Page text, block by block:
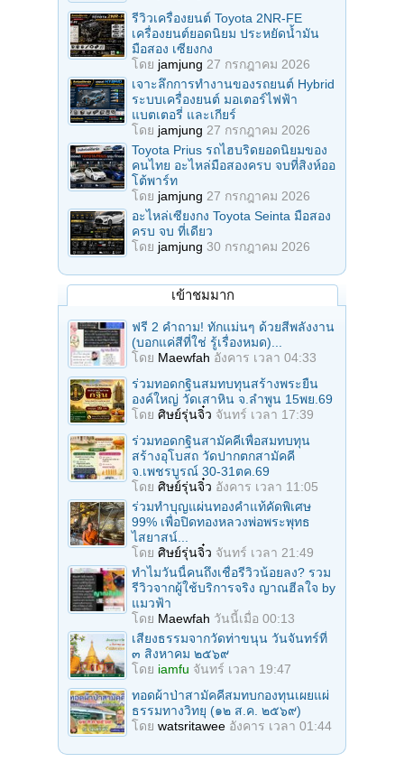
รีวิวเครื่องยนต์ Toyota 2NR-FE
เครื่องยนต์ยอดนิยม ประหยัดน้ำมัน
มือสอง เซียงกง
โดย jamjung 27 กรกฎาคม 2026
เจาะลึกการทำงานของรถยนต์ Hybrid
ระบบเครื่องยนต์ มอเตอร์ไฟฟ้า
แบตเตอรี่ และเกียร์
โดย jamjung 27 กรกฎาคม 2026
Toyota Prius รถไฮบริดยอดนิยมของ
คนไทย อะไหล่มือสองครบ จบที่สิงห์ออ
โต้พาร์ท
โดย jamjung 27 กรกฎาคม 2026
อะไหล่เซียงกง Toyota Seinta มือสอง
ครบ จบ ที่เดียว
โดย jamjung 30 กรกฎาคม 2026
เข้าชมมาก
ฟรี 2 คำถาม! ทักแม่นๆ ด้วยสีพลังงาน
(บอกแค่สีที่ใช่ รู้เรื่องหมด)...
โดย Maewfah อังคาร เวลา 04:33
ร่วมทอดกฐินสมทบทุนสร้างพระยืน
องค์ใหญ่ วัดเสาหิน จ.ลําพูน 15พย.69
โดย ศิษย์รุ่นจิ๋ว จันทร์ เวลา 17:39
ร่วมทอดกฐินสามัคคีเพื่อสมทบทุน
สร้างอุโบสถ วัดปากตกสามัคคี
จ.เพชรบูรณ์ 30-31ตค.69
โดย ศิษย์รุ่นจิ๋ว อังคาร เวลา 11:05
ร่วมทําบุญแผ่นทองคำแท้คัดพิเศษ
99% เพื่อปิดทองหลวงพ่อพระพุทธ
ไสยาสน์...
โดย ศิษย์รุ่นจิ๋ว จันทร์ เวลา 21:49
ทำไมวันนี้คนถึงเชื่อรีวิวน้อยลง? รวม
รีวิวจากผู้ใช้บริการจริง ญาณฮีลใจ by
แมวฟ้า
โดย Maewfah วันนี้เมื่อ 00:13
เสียงธรรมจากวัดท่าขนุน วันจันทร์ที่
๓ สิงหาคม ๒๕๖๙
โดย iamfu จันทร์ เวลา 19:47
ทอดผ้าป่าสามัคคีสมทบกองทุนเผยแผ่
ธรรมทางวิทยุ (๑๒ ส.ค. ๒๕๖๙)
โดย watsritawee อังคาร เวลา 01:44